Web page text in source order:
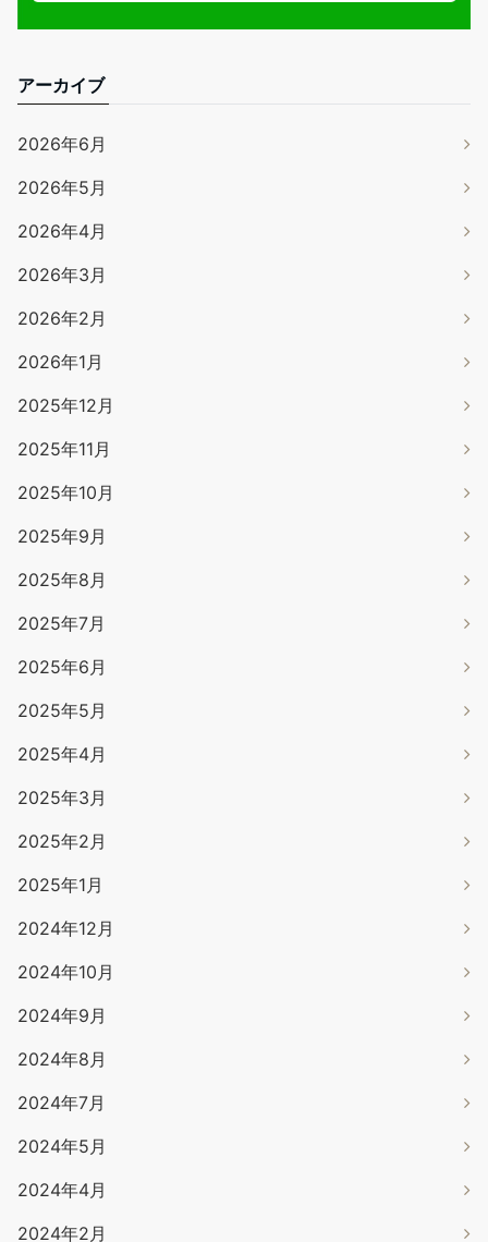
アーカイブ
2026年6月
2026年5月
2026年4月
2026年3月
2026年2月
2026年1月
2025年12月
2025年11月
2025年10月
2025年9月
2025年8月
2025年7月
2025年6月
2025年5月
2025年4月
2025年3月
2025年2月
2025年1月
2024年12月
2024年10月
2024年9月
2024年8月
2024年7月
2024年5月
2024年4月
2024年2月